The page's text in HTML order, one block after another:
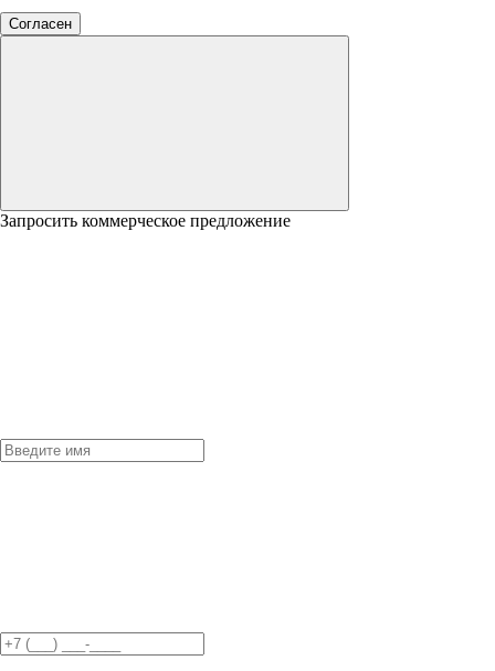
Согласен
Запросить коммерческое предложение